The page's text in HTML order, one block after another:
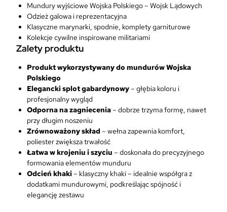
y
W
o
s
L
d
w
c
A
Mundury wyjściowe Wojska Polskiego – Wojsk Lądowych
Odzież galowa i reprezentacyjna
Klasyczne marynarki, spodnie, komplety garniturowe
Kolekcje cywilne inspirowane militariami
Zalety produktu
Produkt wykorzystywany do mundurów Wojska
Polskiego
Elegancki splot gabardynowy – głębia koloru i
profesjonalny wygląd
Odporna na zagniecenia – dobrze trzyma formę, nawet
przy długim noszeniu
Zrównoważony skład – wełna zapewnia komfort,
poliester zwiększa trwałość
Łatwa w krojeniu i szyciu – doskonała do precyzyjnego
formowania elementów munduru
Odcień khaki – klasyczny khaki – idealnie współgra z
dodatkami mundurowymi, podkreślając spójność i
elegancję zestawu